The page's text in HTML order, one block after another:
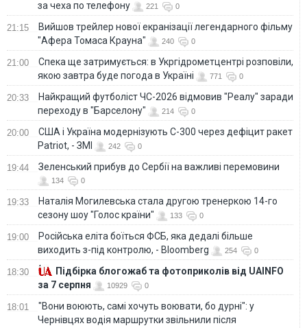
за чеха по телефону
221 0
21:15
Вийшов трейлер нової екранізації легендарного фільму
"Афера Томаса Крауна"
240 0
21:00
Спека ще затримується: в Укргідрометцентрі розповіли,
якою завтра буде погода в Україні
771 0
20:33
Найкращий футболіст ЧС-2026 відмовив "Реалу" заради
переходу в "Барселону"
214 0
20:00
США і Україна модернізують С-300 через дефіцит ракет
Patriot, - ЗМІ
242 0
19:44 Зеленський прибув до Сербії на важливі перемовини
134 0
19:33
Наталія Могилевська стала другою тренеркою 14-го
сезону шоу "Голос країни"
133 0
19:00
Російська еліта боїться ФСБ, яка дедалі більше
виходить з-під контролю, - Bloomberg
254 0
18:30
Підбірка блогожаб та фотоприколів від UAINFO
за 7 серпня
10929 0
18:01
"Вони воюють, самі хочуть воювати, бо дурні": у
Чернівцях водія маршрутки звільнили після